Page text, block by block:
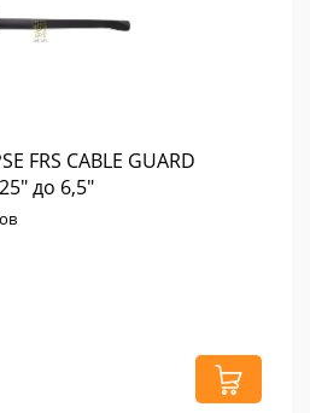
FRS CABLE GUARD
до 6,5"